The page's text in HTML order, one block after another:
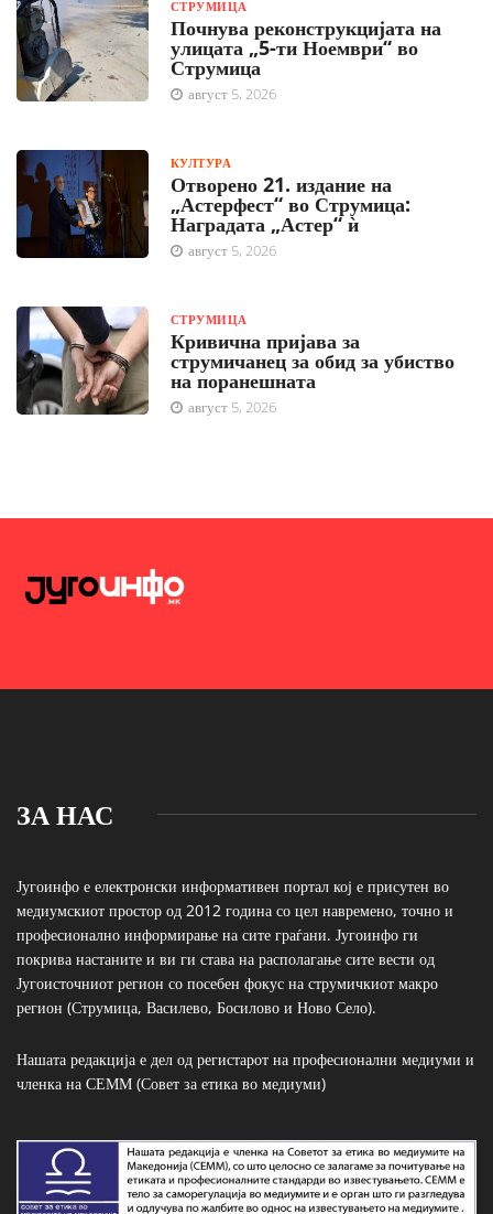
СТРУМИЦА
Почнува реконструкцијата на
улицата „5-ти Ноември“ во
Струмица
август 5, 2026
КУЛТУРА
Отворено 21. издание на
„Астерфест“ во Струмица:
Наградата „Астер“ ѝ
август 5, 2026
СТРУМИЦА
Кривична пријава за
струмичанец за обид за убиство
на поранешната
август 5, 2026
ЗА НАС
Југоинфо е електронски информативен портал кој е присутен во
медиумскиот простор од 2012 година со цел навремено, точно и
професионално информирање на сите граѓани. Југоинфо ги
покрива настаните и ви ги става на располагање сите вести од
Југоисточниот регион со посебен фокус на струмичкиот макро
регион (Струмица, Василево, Босилово и Ново Село).
Нашата редакција е дел од регистарот на професионални медиуми и
членка на СЕММ (Совет за етика во медиуми)